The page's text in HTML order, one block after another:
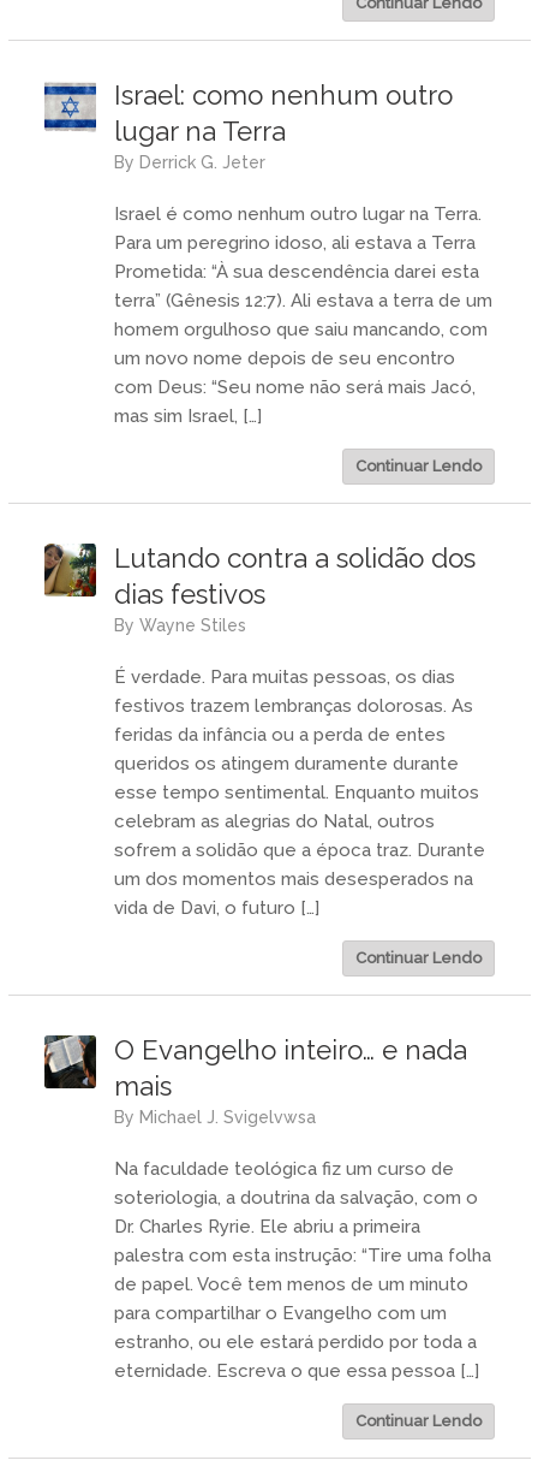
Israel: como nenhum outro
lugar na Terra
by Derrick G. Jeter
Israel é como nenhum outro lugar na Terra.
Para um peregrino idoso, ali estava a Terra
Prometida: “À sua descendência darei esta
terra” (Gênesis 12:7). Ali estava a terra de um
homem orgulhoso que saiu mancando, com
um novo nome depois de seu encontro
com Deus: “Seu nome não será mais Jacó,
mas sim Israel, […]
Continuar Lendo
Lutando contra a solidão dos
dias festivos
by Wayne Stiles
É verdade. Para muitas pessoas, os dias
festivos trazem lembranças dolorosas. As
feridas da infância ou a perda de entes
queridos os atingem duramente durante
esse tempo sentimental. Enquanto muitos
celebram as alegrias do Natal, outros
sofrem a solidão que a época traz. Durante
um dos momentos mais desesperados na
vida de Davi, o futuro […]
Continuar Lendo
O Evangelho inteiro… e nada
mais
by Michael J. Svigelvwsa
Na faculdade teológica fiz um curso de
soteriologia, a doutrina da salvação, com o
Dr. Charles Ryrie. Ele abriu a primeira
palestra com esta instrução: “Tire uma folha
de papel. Você tem menos de um minuto
para compartilhar o Evangelho com um
estranho, ou ele estará perdido por toda a
eternidade. Escreva o que essa pessoa […]
Continuar Lendo